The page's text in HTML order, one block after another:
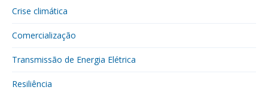
Crise climática
Comercialização
Transmissão de Energia Elétrica
Resiliência